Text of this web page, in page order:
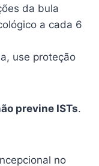
da bula
a cada 6
use proteção
previne ISTs.
no